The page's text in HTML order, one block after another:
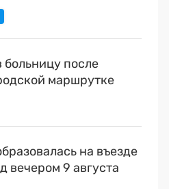
после
маршрутке
на въезде
вечером 9 августа